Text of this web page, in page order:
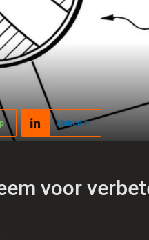
Linkedin
voor